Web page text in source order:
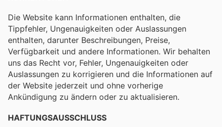
Die Website kann Informationen enthalten, die
Tippfehler, Ungenauigkeiten oder Auslassungen
enthalten, darunter Beschreibungen, Preise,
Verfügbarkeit und andere Informationen. Wir behalten
uns das Recht vor, Fehler, Ungenauigkeiten oder
Auslassungen zu korrigieren und die Informationen auf
der Website jederzeit und ohne vorherige
Ankündigung zu ändern oder zu aktualisieren.
HAFTUNGSAUSSCHLUSS